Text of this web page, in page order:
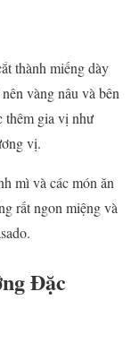
thành miếng dày
vàng nâu và bên
thêm gia vị như
vị.
mì và các món ăn
rất ngon miệng và
Đặc